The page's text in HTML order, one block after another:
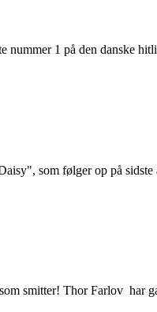
1 på den danske
som følger op på
smitter! Thor Farlov har